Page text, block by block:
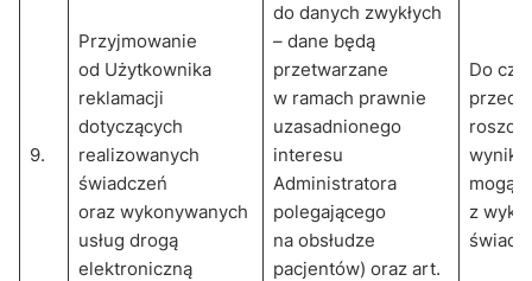
9.
Przyjmowanie
od Użytkownika
reklamacji
dotyczących
realizowanych
świadczeń
oraz wykonywanych
usług drogą
elektroniczną
do danych zwykłych
– dane będą
przetwarzane
w ramach prawnie
uzasadnionego
interesu
Administratora
polegającego
na obsłudze
pacjentów) oraz art.
Do
z